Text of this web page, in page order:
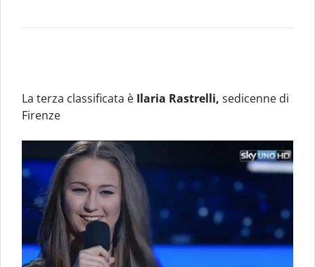
La terza classificata è Ilaria Rastrelli, sedicenne di
Firenze